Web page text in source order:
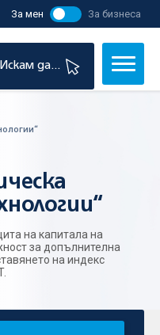
За мен За бизнеса
Искам да...
на капитала на
за допълнителна
на индекс